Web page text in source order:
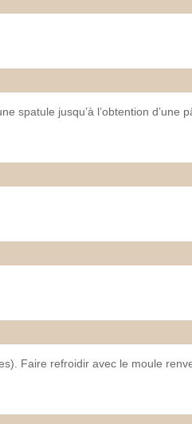
spatule jusqu’à l’obtention d’une
Faire refroidir avec le moule